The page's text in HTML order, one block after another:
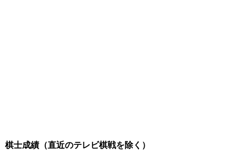
棋士成績（直近のテレビ棋戦を除く）